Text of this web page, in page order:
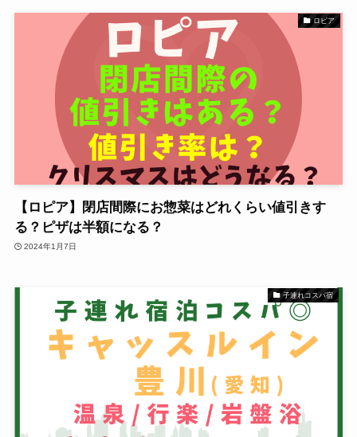
ロピア
【ロピア】閉店間際にお惣菜はどれくらい値引きす
る？ピザは半額になる？
2024年1月7日
子連れコスパ宿